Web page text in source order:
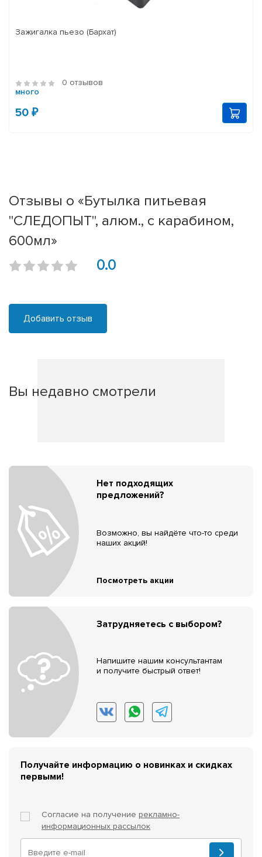
Зажигалка пьезо (Бархат)
0 отзывов
много
50 ₽
Отзывы о «Бутылка питьевая
"СЛЕДОПЫТ", алюм., с карабином,
600мл»
0.0
Добавить отзыв
Вы недавно смотрели
Нет подходящих
предложений?
Возможно, вы найдёте что-то среди
наших акций!
Посмотреть акции
Затрудняетесь с выбором?
Напишите нашим консультантам
и получите быстрый ответ!
Получайте информацию о новинках и скидках
первыми!
Согласие на получение рекламно-
информационных рассылок